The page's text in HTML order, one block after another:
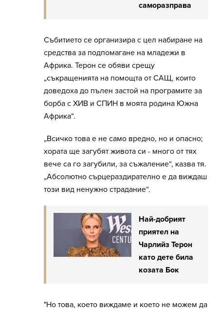
саморазправа
Събитието се организира с цел набиране на
средства за подпомагане на младежи в
Африка. Терон се обяви срещу
„съкращенията на помощта от САЩ, които
доведоха до пълен застой на програмите за
борба с ХИВ и СПИН в моята родина Южна
Африка“.
„Всичко това е не само вредно, но и опасно;
хората ще загубят живота си - много от тях
вече са го загубили, за съжаление“, казва тя.
„Абсолютно сърцераздирателно е да виждаш
този вид ненужно страдание“.
Най-добрият
приятел на
Чарлийз Терон
като дете била
козата Бок
"Но това, което виждаме и което не можем да